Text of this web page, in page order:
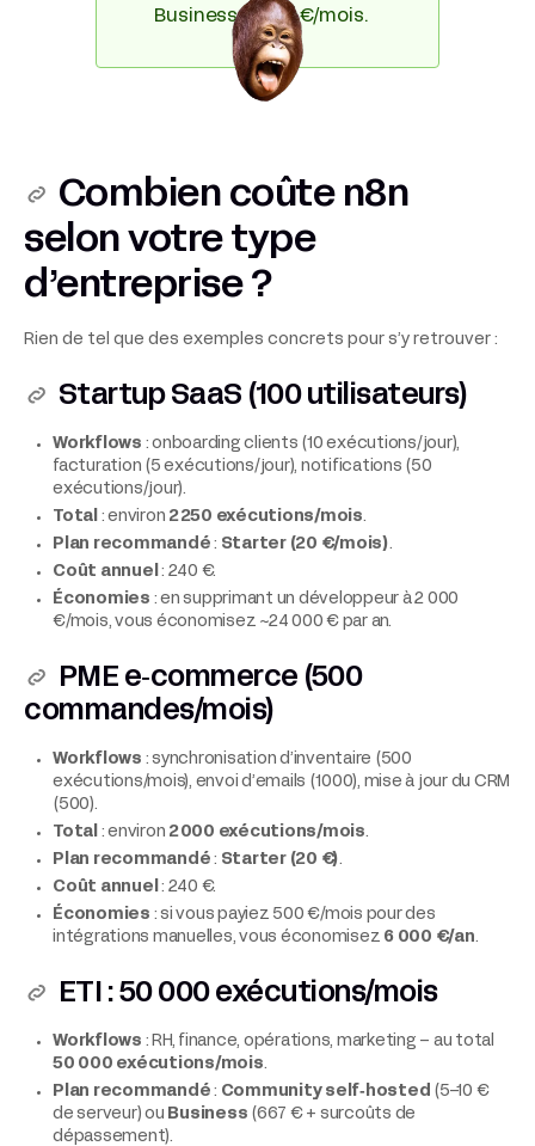
Business à 333 €/mois.
Combien coûte n8n
selon votre type
d’entreprise ?
Rien de tel que des exemples concrets pour s’y retrouver :
Startup SaaS (100 utilisateurs)
Workflows : onboarding clients (10 exécutions/jour),
facturation (5 exécutions/jour), notifications (50
exécutions/jour).
Total : environ 2 250 exécutions/mois.
Plan recommandé : Starter (20 €/mois).
Coût annuel : 240 €.
Économies : en supprimant un développeur à 2 000
€/mois, vous économisez ~24 000 € par an.
PME e‑commerce (500
commandes/mois)
Workflows : synchronisation d’inventaire (500
exécutions/mois), envoi d’emails (1 000), mise à jour du CRM
(500).
Total : environ 2 000 exécutions/mois.
Plan recommandé : Starter (20 €).
Coût annuel : 240 €.
Économies : si vous payiez 500 €/mois pour des
intégrations manuelles, vous économisez 6 000 €/an.
ETI : 50 000 exécutions/mois
Workflows : RH, finance, opérations, marketing – au total
50 000 exécutions/mois.
Plan recommandé : Community self‑hosted (5–10 €
de serveur) ou Business (667 € + surcoûts de
dépassement).